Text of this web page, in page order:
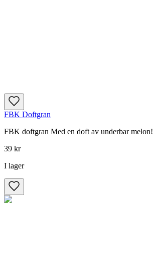
FBK Doftgran
FBK doftgran Med en doft av underbar melon!
39 kr
I lager